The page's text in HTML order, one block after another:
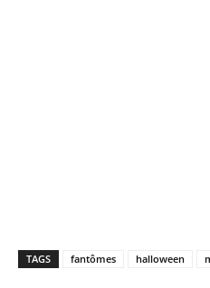
TAGS fantômes halloween